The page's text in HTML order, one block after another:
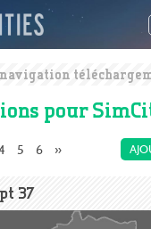
navigation
pour
5 6 »
37